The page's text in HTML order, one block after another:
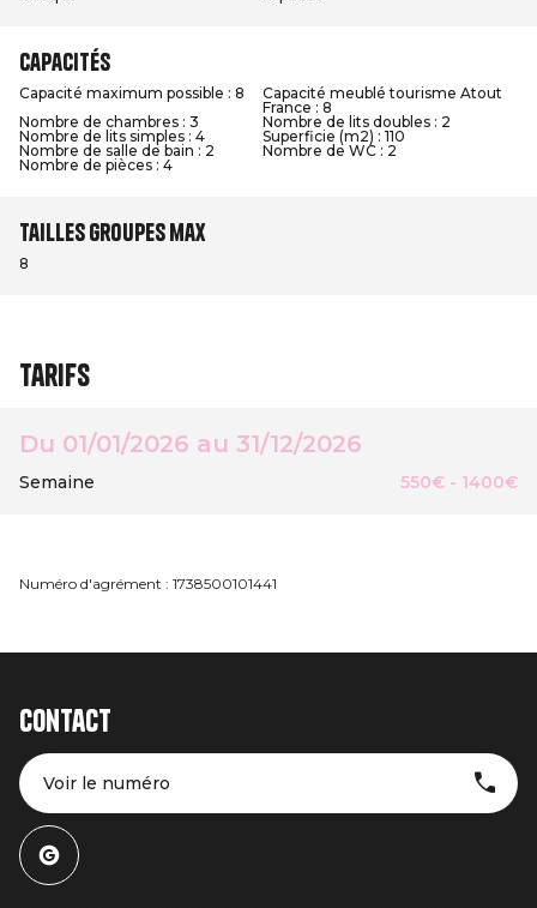
Capacités
Capacité maximum possible : 8
Capacité meublé tourisme Atout
France : 8
Nombre de chambres : 3
Nombre de lits doubles : 2
Nombre de lits simples : 4
Superficie (m2) : 110
Nombre de salle de bain : 2
Nombre de WC : 2
Nombre de pièces : 4
Tailles groupes max
8
Tarifs
Du 01/01/2026 au 31/12/2026
Semaine 550€ - 1400€
Numéro d'agrément : 1738500101441
Contact
Voir le numéro